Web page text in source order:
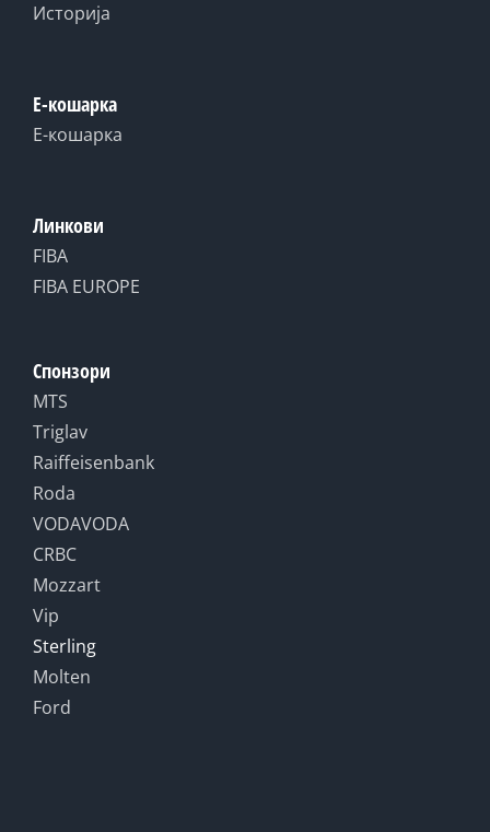
Историја
Е-кошарка
Е-кошарка
Линкови
FIBA
FIBA EUROPE
Спонзори
MTS
Triglav
Raiffeisenbank
Roda
VODAVODA
CRBC
Mozzart
Vip
Sterling
Molten
Ford